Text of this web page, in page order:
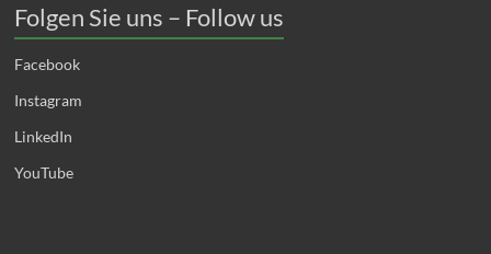
Folgen Sie uns – Follow us
Facebook
Instagram
LinkedIn
YouTube